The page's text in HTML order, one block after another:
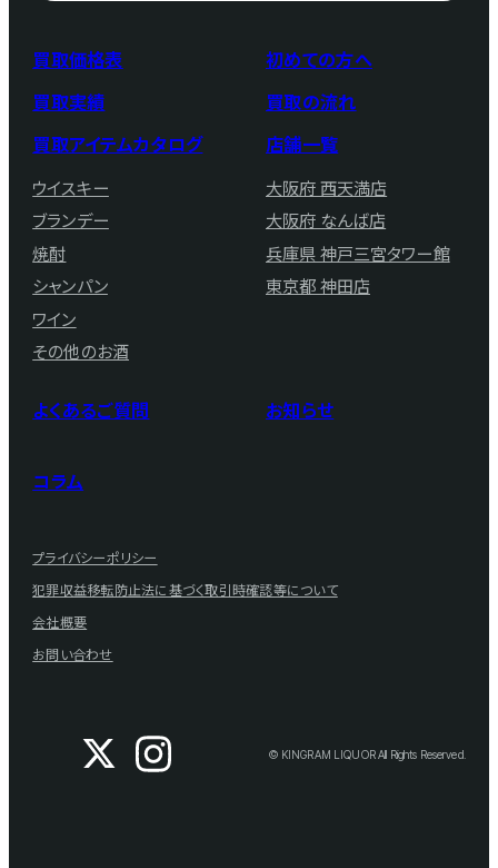
買取価格表
買取実績
買取アイテムカタログ
ウイスキー
ブランデー
焼酎
シャンパン
ワイン
その他のお酒
初めての方へ
買取の流れ
店舗一覧
大阪府 西天満店
大阪府 なんば店
兵庫県 神戸三宮タワー館
東京都 神田店
よくあるご質問 お知らせ
コラム
プライバシーポリシー
犯罪収益移転防止法に基づく取引時確認等について
会社概要
お問い合わせ
© KINGRAM LIQUOR All Rights Reserved.